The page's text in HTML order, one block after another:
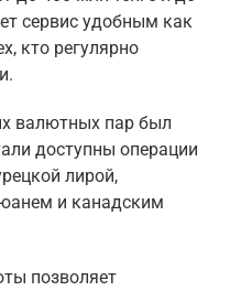
сервис удобным как
кто регулярно
валютных пар был
доступны операции
лирой,
и канадским
позволяет